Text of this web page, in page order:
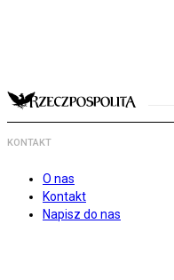
KONTAKT
O nas
Kontakt
Napisz do nas